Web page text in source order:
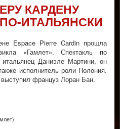
КАРДЕНУ
ИТАЛЬЯНСКИ
Espace Pierre Cardin прошла
«Гамлет». Спектакль по
Даниэле Мартини, он
исполнитель роли Полония.
француз Лоран Бан.